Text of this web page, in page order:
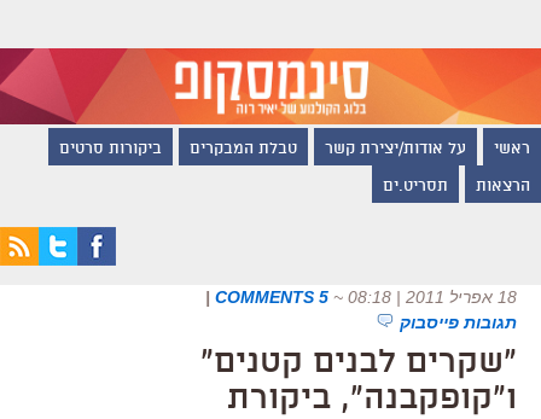
ראשי על אודות/יצירת קשר טבלת המבקרים ביקורות סרטים
הרצאות תסריט.ים
18 אפריל 2011 | 08:18 ~
5 COMMENTS
|
תגובות פייסבוק
"שקרים לבנים קטנים"
ו"קופקבנה", ביקורת